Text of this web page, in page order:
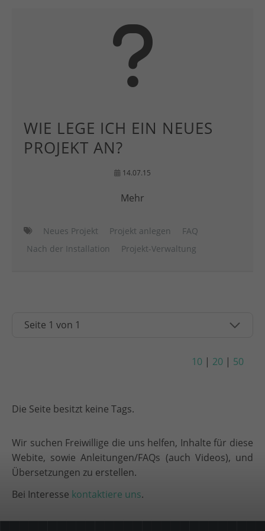
WIE LEGE ICH EIN NEUES
PROJEKT AN?
14.07.15
Mehr
Neues Projekt Projekt anlegen
FAQ
Nach der Installation
Projekt-Verwaltung
10 | 20 | 50
Die Seite besitzt keine Tags.
Wir suchen Freiwillige die uns helfen, Inhalte für diese
Webite, sowie Anleitungen/FAQs (auch Videos), und
Übersetzungen zu erstellen.
Bei Interesse kontaktiere uns.